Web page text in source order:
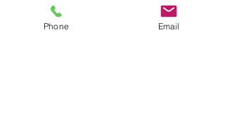
Phone Email